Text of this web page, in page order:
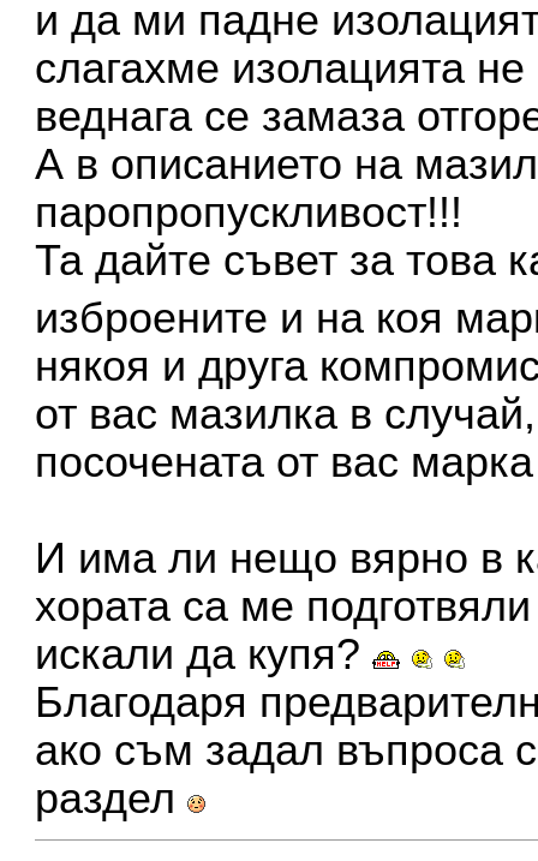
и да ми падне
слагахме изолацията
веднага се замаза
А в описанието на
паропропускливост!!!
Та дайте съвет за това
изброените и на коя
някоя и друга
от вас мазилка в
посочената от вас
И има ли нещо вярно в
хората са ме
искали да купя?
Благодаря
ако съм задал въпроса
раздел